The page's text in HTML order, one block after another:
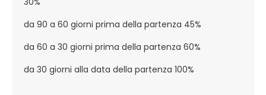
da 90 a 60 giorni prima della partenza 45%
da 60 a 30 giorni prima della partenza 60%
da 30 giorni alla data della partenza 100%